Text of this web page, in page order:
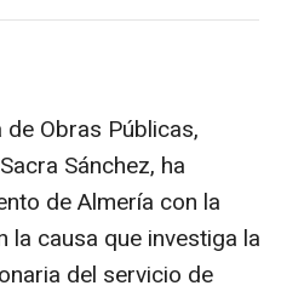
Obras Públicas,
Sánchez, ha
de Almería con la
la causa que investiga la
del servicio de